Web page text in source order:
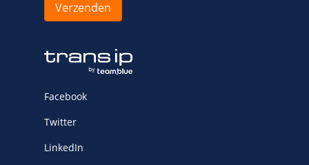
Facebook
Twitter
LinkedIn